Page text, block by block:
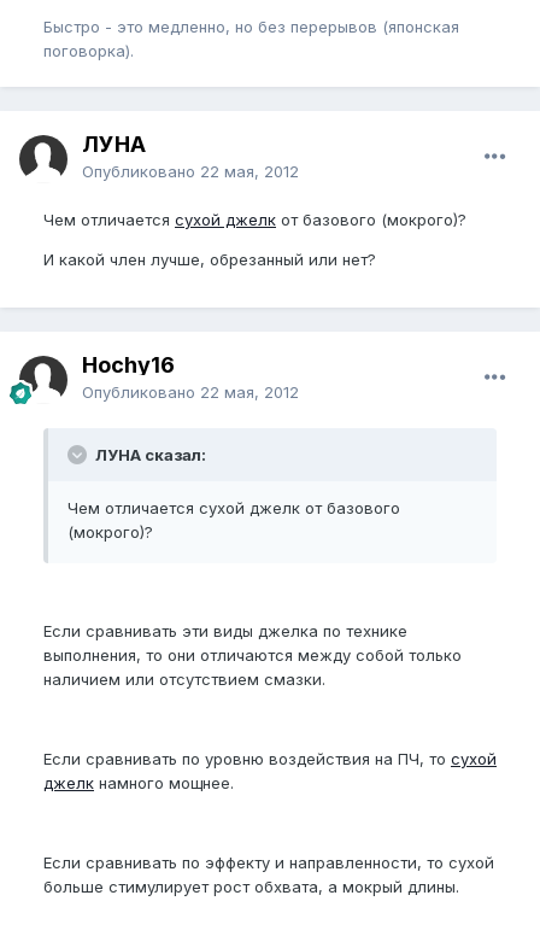
Быстро - это медленно, но без перерывов (японская
поговорка).
ЛУНА
Опубликовано 22 мая, 2012
Чем отличается сухой джелк от базового (мокрого)?
И какой член лучше, обрезанный или нет?
Hochy16
Опубликовано 22 мая, 2012
ЛУНА сказал:
Чем отличается сухой джелк от базового
(мокрого)?
Если сравнивать эти виды джелка по технике
выполнения, то они отличаются между собой только
наличием или отсутствием смазки.
Если сравнивать по уровню воздействия на ПЧ, то сухой
джелк намного мощнее.
Если сравнивать по эффекту и направленности, то сухой
больше стимулирует рост обхвата, а мокрый длины.